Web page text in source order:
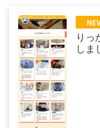
りっ
しま